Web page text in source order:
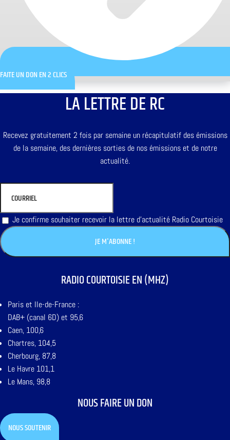
FAITE UN DON EN 2 CLICS
LA LETTRE DE RC
Recevez gratuitement 2 fois par semaine un récapitulatif des émissions
de la semaine, des dernières sorties de nos émissions et de notre
actualité.
Je confirme souhaiter recevoir la lettre d'actualité Radio Courtoisie
RADIO COURTOISIE EN (MHZ)
Paris et Ile-de-France :
DAB+ (canal 6D) et 95,6
Caen, 100,6
Chartres, 104,5
Cherbourg, 87,8
Le Havre 101,1
Le Mans, 98,8
NOUS FAIRE UN DON
NOUS SOUTENIR